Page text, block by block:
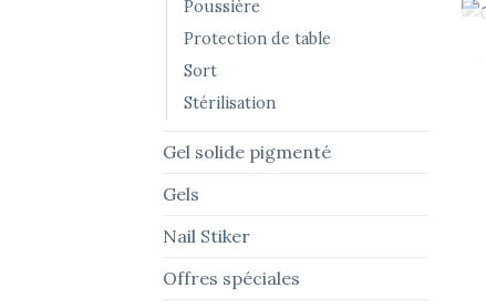
Poussière
Protection de table
Sort
Stérilisation
Gel solide pigmenté
Gels
Nail Stiker
Offres spéciales